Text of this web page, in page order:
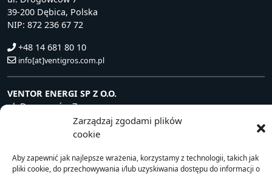
Zarządzaj zgodami plików
cookie
Aby zapewnić jak najlepsze wrażenia, korzystamy z technologii, takich jak
pliki cookie, do przechowywania i/lub uzyskiwania dostępu do informacji o
39-200 Dębica, Polska
NIP: 872 236 67 72
+48 14 681 80 10
info[at]ventigros.com.pl
VENTOR ENERGI SP Z O.O.
ul. Drogowców 7
39-200 Dębica, Polska
NIP: 872 240 81 63
+48 14 681 80 10
info[at]ventorenergi.com